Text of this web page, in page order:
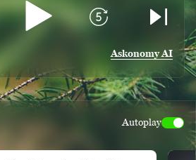
Askonomy AI
Autoplay